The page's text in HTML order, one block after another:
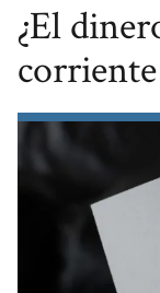
¿El